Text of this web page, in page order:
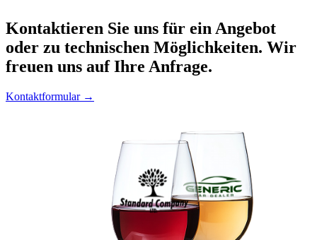
Kontaktieren Sie uns für ein Angebot
oder zu technischen Möglichkeiten. Wir
freuen uns auf Ihre Anfrage.
Kontaktformular →